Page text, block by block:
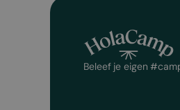
Beleef je eigen